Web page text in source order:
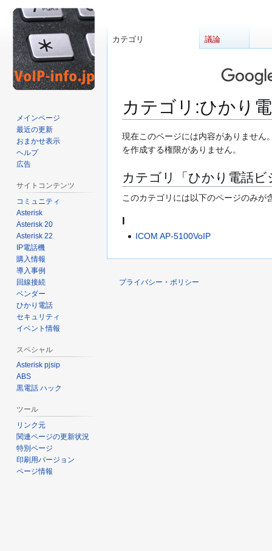
カテゴリ :ひかり
ナ
ビ
ー
シ
ョ
ン
検
索
移
動
現在このページには内容がありません
を作成する権限がありません。
カテゴリ「ひかり電話
このカテゴリには以下のページのみが
ICOM AP-5100VoIP
カテゴリ 議論
メインページ
最近の更新
おまかせ表示
ヘルプ
広告
サイトコンテンツ
コミュニティ
Asterisk
Asterisk 20
Asterisk 22
IP電話機
購入情報
導入事例
回線接続
ベンダー
ひかり電話
セキュリティ
イベント情報
スペシャル
Asterisk pjsip
ABS
黒電話 ハック
ツール
リンク元
関連ページの更新状況
特別ページ
印刷用バージョン
ページ情報
プライバシー・ポリシー